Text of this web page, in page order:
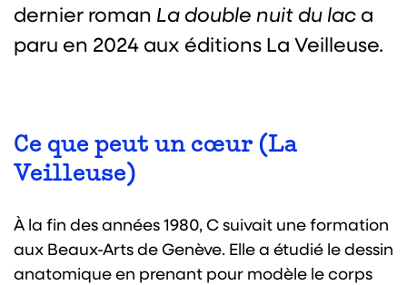
dernier roman La double nuit du lac a
paru en 2024 aux éditions La Veilleuse.
Ce que peut un cœur (La
Veilleuse)
À la fin des années 1980, C suivait une formation
aux Beaux-Arts de Genève. Elle a étudié le dessin
anatomique en prenant pour modèle le corps